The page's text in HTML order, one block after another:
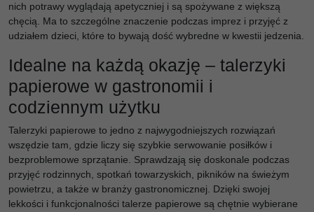
nich potrawy wyglądają apetyczniej i są spożywane z większą
chęcią. Ma to szczególne znaczenie podczas imprez i przyjęć z
udziałem dzieci, które to bywają dość wybredne w kwestii jedzenia.
Idealne na każdą okazję – talerzyki
papierowe w gastronomii i
codziennym użytku
Talerzyki papierowe to jedno z najwygodniejszych rozwiązań
wszędzie tam, gdzie liczy się szybkie serwowanie posiłków i
bezproblemowe sprzątanie. Sprawdzają się doskonale podczas
przyjęć rodzinnych, spotkań towarzyskich, pikników na świeżym
powietrzu, a także w branży gastronomicznej. Dzięki swojej
lekkości i funkcjonalności talerze papierowe są chętnie wybierane